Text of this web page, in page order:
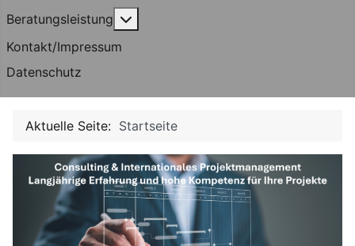
Beratungsleistung
Kontakt/Impressum
Datenschutz
Aktuelle Seite: Startseite